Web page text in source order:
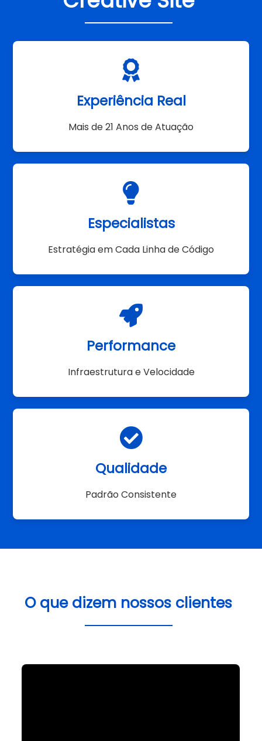
Experiência Real
Mais de 21 Anos de Atuação
Especialistas
Estratégia em Cada Linha de Código
Performance
Infraestrutura e Velocidade
Qualidade
Padrão Consistente
O que dizem nossos clientes